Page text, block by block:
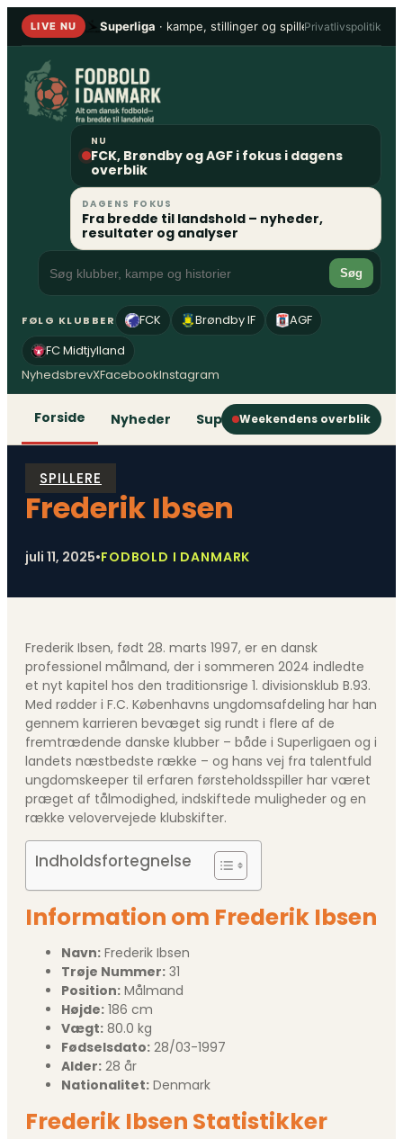
Spring
LIVE NU Superliga · kampe, stillinger og spillere• 1. Division
Privatlivspolitik
NU
FCK, Brøndby og AGF i fokus i dagens
overblik
DAGENS FOKUS
Fra bredde til landshold – nyheder,
resultater og analyser
Søg
FØLG KLUBBER FCK Brøndby IF
AGF
FC Midtjylland
NyhedsbrevXFacebookInstagram
Forside Nyheder Superliga 1. Division 2.
Weekendens overblik
SPILLERE
Frederik Ibsen
juli 11, 2025•FODBOLD I DANMARK
Frederik Ibsen, født 28. marts 1997, er en dansk
professionel målmand, der i sommeren 2024 indledte
et nyt kapitel hos den traditionsrige 1. divisionsklub B.93.
Med rødder i F.C. Københavns ungdomsafdeling har han
gennem karrieren bevæget sig rundt i flere af de
fremtrædende danske klubber – både i Superligaen og i
landets næstbedste række – og hans vej fra talentfuld
ungdomskeeper til erfaren førsteholdsspiller har været
præget af tålmodighed, indskiftede muligheder og en
række velovervejede klubskifter.
Indholdsfortegnelse
Information om Frederik Ibsen
Navn: Frederik Ibsen
Trøje Nummer: 31
Position: Målmand
Højde: 186 cm
Vægt: 80.0 kg
Fødselsdato: 28/03-1997
Alder: 28 år
Nationalitet: Denmark
Frederik Ibsen Statistikker